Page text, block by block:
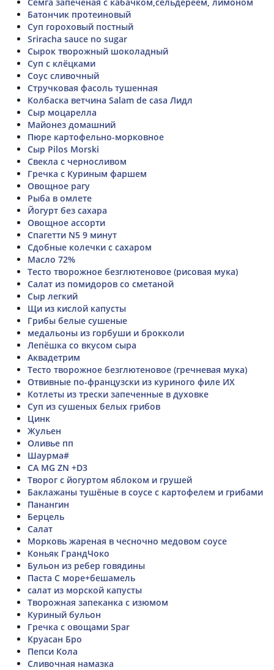
Батончик протеиновый
Суп гороховый постный
Sriracha sauce no sugar
Сырок творожный шоколадный
Суп с клёцками
Соус сливочный
Стручковая фасоль тушенная
Колбаска ветчина Salam de casа Лидл
Сыр моцарелла
Майонез домашний
Пюре картофельно-морковное
Сыр Pilos Morski
Свекла с черносливом
Гречка с Куриным фаршем
Овощное рагу
Рыба в омлете
Йогурт без сахара
Овощное ассорти
Спагетти N5 9 минут
Сдобные колечки с сахаром
Масло 72%
Тесто творожное безглютеновое (рисовая мука)
Салат из помидоров со сметаной
Сыр легкий
Щи из кислой капусты
Грибы белые сушеные
медальоны из горбуши и брокколи
Лепёшка со вкусом сыра
Аквадетрим
Тесто творожное безглютеновое (гречневая мука)
Отвивные по-французски из куриного филе ИХ
Котлеты из трески запеченные в духовке
Суп из сушеных белых грибов
Цинк
Жульен
Оливье пп
Шаурма#
CA MG ZN +D3
Творог с йогуртом яблоком и грушей
Баклажаны тушёные в соусе с картофелем и грибами
Панангин
Берцель
Салат
Морковь жареная в чесночно медовом соусе
Коньяк ГрандЧоко
Бульон из ребер говядины
Паста С море+бешамель
салат из морской капусты
Творожная запеканка с изюмом
Куриный бульон
Гречка с овощами Spar
Круасан Бро
Пепси Кола
Сливочная намазка